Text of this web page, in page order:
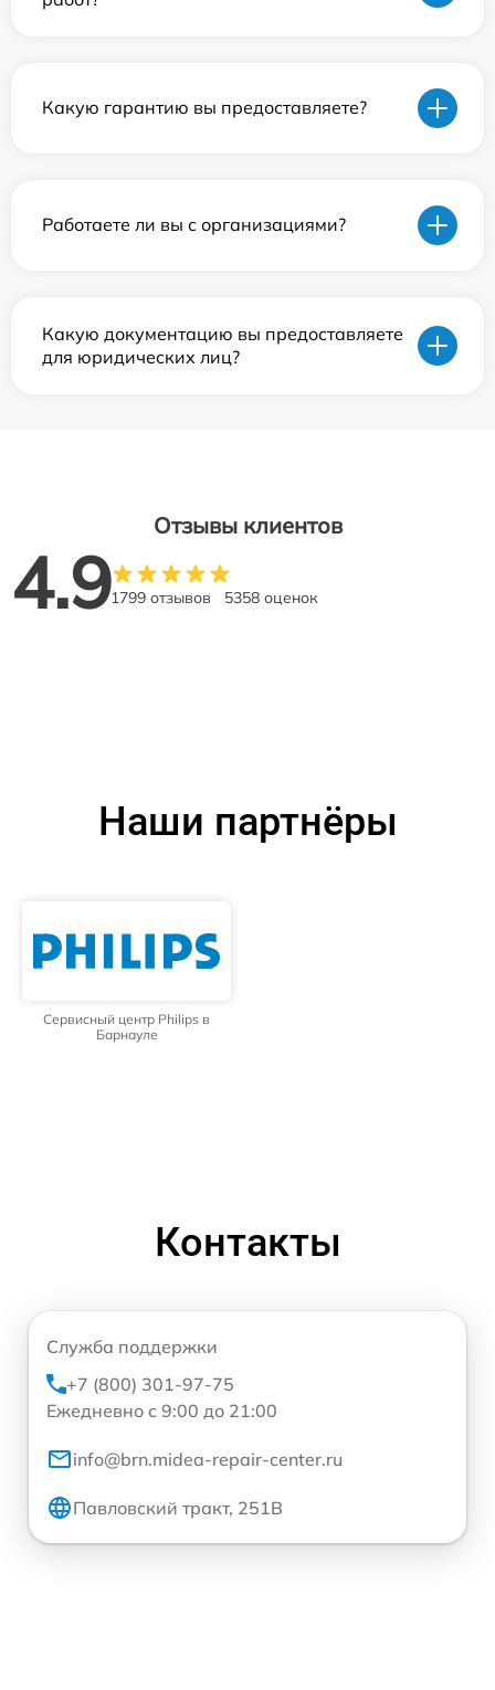
Какую гарантию вы предоставляете?
Работаете ли вы с организациями?
Какую документацию вы предоставляете
для юридических лиц?
Отзывы клиентов
4.91799 отзывов 5358 оценок
Наши партнёры
Сервисный центр Philips в
Барнауле
Контакты
Служба поддержки
+7 (800) 301-97-75
Ежедневно с 9:00 до 21:00
info@brn.midea-repair-center.ru
Павловский тракт, 251В